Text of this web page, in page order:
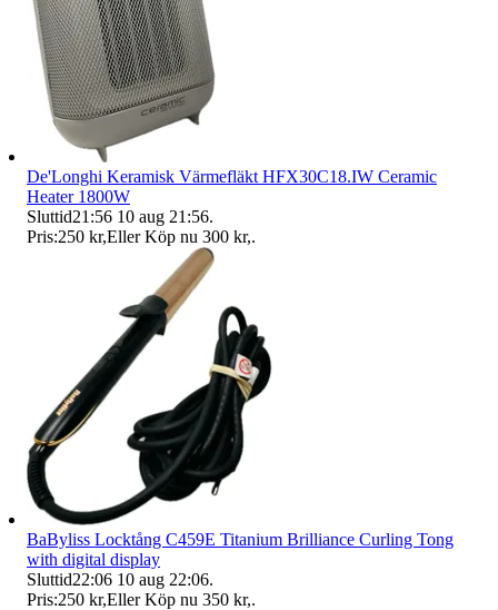
De'Longhi Keramisk Värmefläkt HFX30C18.IW Ceramic
Heater 1800W
Sluttid21:56 10 aug 21:56.
Pris:250 kr,Eller Köp nu 300 kr,.
BaByliss Locktång C459E Titanium Brilliance Curling Tong
with digital display
Sluttid22:06 10 aug 22:06.
Pris:250 kr,Eller Köp nu 350 kr,.